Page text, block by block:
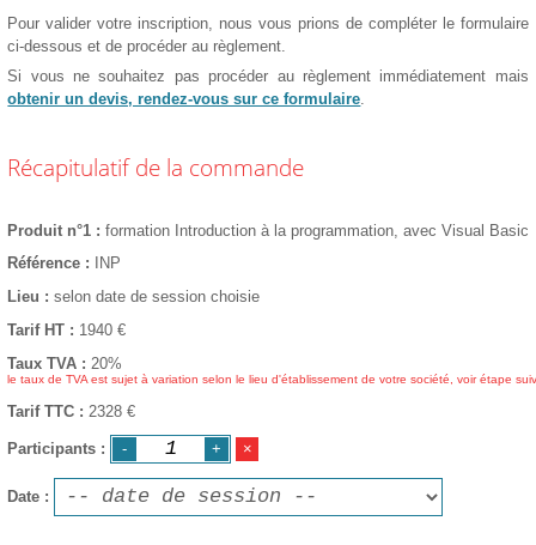
Pour valider votre inscription, nous vous prions de compléter le formulaire
ci-dessous et de procéder au règlement.
Si vous ne souhaitez pas procéder au règlement immédiatement mais
obtenir un devis, rendez-vous sur ce formulaire
Récapitulatif de la commande
Produit n°1
formation Introduction à la programmation, avec Visual Basic
Référence
INP
Lieu
selon date de session choisie
Tarif HT
1940 €
Taux TVA
20%
le taux de TVA est sujet à variation selon le lieu d'établissement de votre société, voir étape
Tarif TTC 2328 €
Participants
Date